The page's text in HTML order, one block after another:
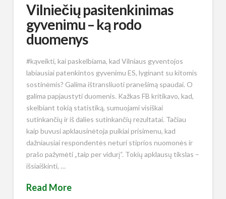
Vilniečių pasitenkinimas
gyvenimu – ką rodo
duomenys
#kąveikti, kai paskelbiama, kad Vilniaus gyventojos
labiausiai patenkintos gyvenimu ES, lyginant su kitomis
sostinėmis? Galima ištransliuoti pranešimą spaudai. O
galima papjaustyti duomenis. Kažkas FB kritikavo, kad,
skelbiant tokią statistiką, sumuojami visiškai
sutinkančių ir iš dalies sutinkančių rezultatai. Tačiau
kaip buvusi apklausinėtoja puikiai prisimenu, kad
dažniausiai respondentės neturi stiprios nuomonės ir
prašo pažymėti „taip per vidurį“. Tokių apklausų tikslas –
išsiaiškinti, …
Read More